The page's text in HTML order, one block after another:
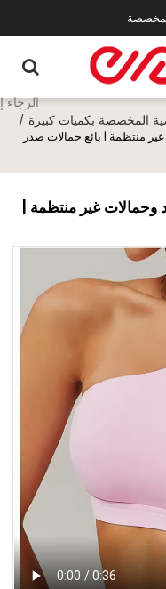
المخصصة بكميات كبيرة /
منتظمة | بائع حمالات صدر
غير منتظمة |